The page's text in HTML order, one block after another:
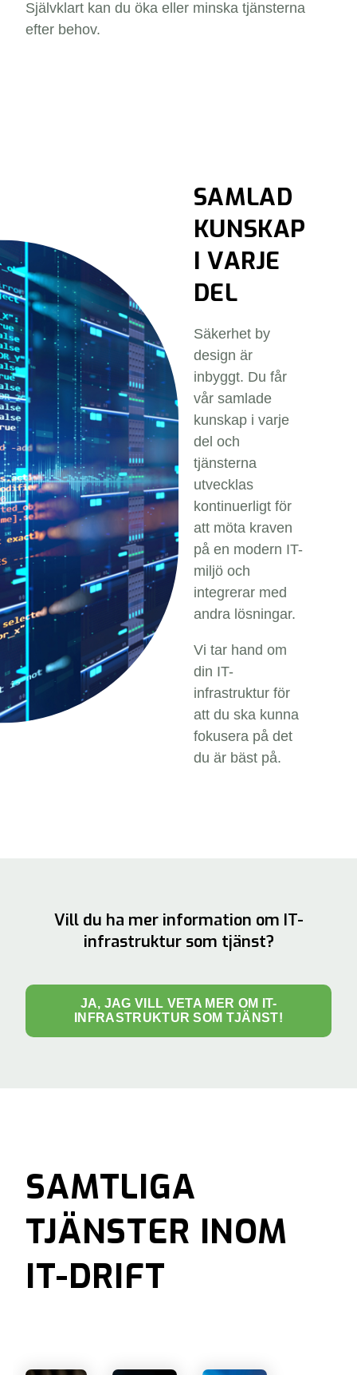
Självklart kan du öka eller minska tjänsterna
efter behov.
SAMLAD
KUNSKAP
I VARJE
DEL
Säkerhet by
design är
inbyggt. Du får
vår samlade
kunskap i varje
del och
tjänsterna
utvecklas
kontinuerligt för
att möta kraven
på en modern IT-
miljö och
integrerar med
andra lösningar.
Vi tar hand om
din IT-
infrastruktur för
att du ska kunna
fokusera på det
du är bäst på.
Vill du ha mer information om IT-
infrastruktur som tjänst?
JA, JAG VILL VETA MER OM IT-
INFRASTRUKTUR SOM TJÄNST!
SAMTLIGA
TJÄNSTER INOM
IT-DRIFT